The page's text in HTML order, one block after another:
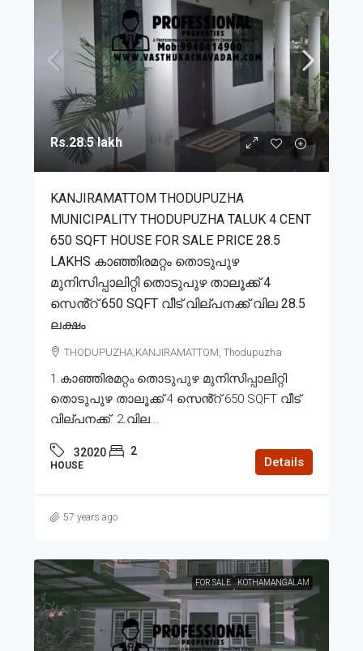
Rs.28.5 lakh
KANJIRAMATTOM THODUPUZHA
MUNICIPALITY THODUPUZHA TALUK 4 CENT
650 SQFT HOUSE FOR SALE PRICE 28.5
LAKHS കാഞ്ഞിരമറ്റം തൊടുപുഴ
മുനിസിപ്പാലിറ്റി തൊടുപുഴ താലൂക്ക് 4
സെൻ്റ് 650 SQFT വീട് വില്പനക്ക് വില 28.5
ലക്ഷം
THODUPUZHA,KANJIRAMATTOM, Thodupuzha
1.കാഞ്ഞിരമറ്റം തൊടുപുഴ മുനിസിപ്പാലിറ്റി
തൊടുപുഴ താലൂക്ക് 4 സെൻ്റ് 650 SQFT വീട്
വില്പനക്ക്. 2.വില...
32020 2
HOUSE Details
57 years ago
FOR SALE KOTHAMANGALAM